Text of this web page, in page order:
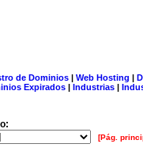
de Dominios| Web Hosting |
Expirados | Industrias |
[Pág.